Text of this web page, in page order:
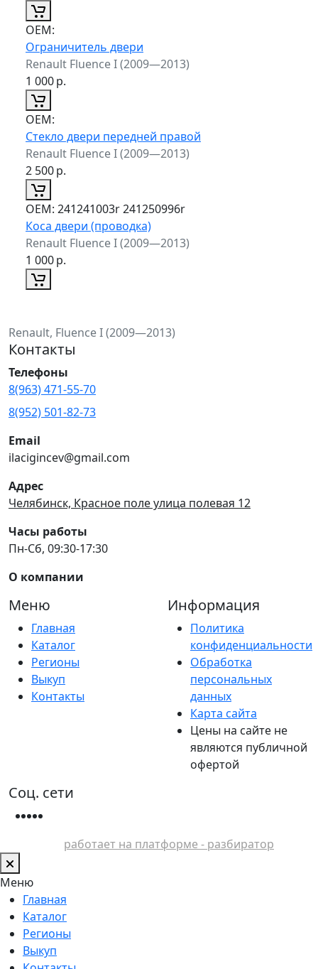
ОЕМ:
Ограничитель двери
Renault Fluence I (2009—2013)
1 000р.
ОЕМ:
Стекло двери передней правой
Renault Fluence I (2009—2013)
2 500р.
ОЕМ: 241241003r 241250996r
Коса двери (проводка)
Renault Fluence I (2009—2013)
1 000р.
Renault, Fluence I (2009—2013)
Контакты
Телефоны
8(963) 471-55-70
8(952) 501-82-73
Email
ilacigincev@gmail.com
Адрес
Челябинск, Красное поле улица полевая 12
Часы работы
Пн-Сб, 09:30-17:30
О компании
Меню
Главная
Каталог
Регионы
Выкуп
Контакты
Информация
Политика
конфиденциальности
Обработка
персональных
данных
Карта сайта
Цены на сайте не
являются публичной
офертой
Соц. сети
работает на платформе - разбиратор
Меню
Главная
Каталог
Регионы
Выкуп